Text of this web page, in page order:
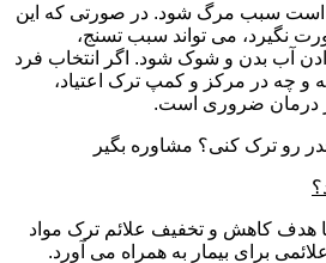
است سبب مرگ شود. در صورتی که این
نگیرد، می تواند سبب تسنج،
آب بدن و شوک شود. اگر انتخاب فرد
و چه در مرکز و کمپ ترک اعتیاد،
درمان ضروری است.
رو ترک کنی؟ مشاوره بگیر
هدف کاهش و تخفیف علائم ترک مواد
برای بیمار به همراه می آورد.